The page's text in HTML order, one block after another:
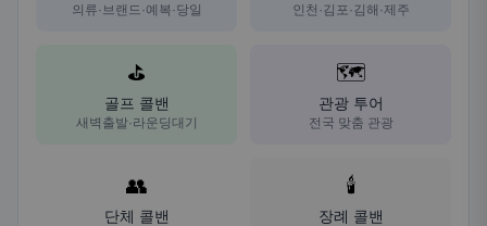
의류·브랜드·예복·당일 인천·김포·김해·제주
⛳
골프 콜밴
새벽출발·라운딩대기
🗺️
관광 투어
전국 맞춤 관광
👥
단체 콜밴
🕯️
장례 콜밴